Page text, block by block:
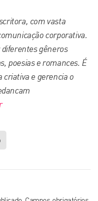
com vasta
corporativa.
gêneros
poesias e romances. É
e gerencia o